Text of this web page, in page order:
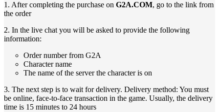
1. After completing the purchase on G2A.COM, go to the link from
the order
2. In the live chat you will be asked to provide the following
information:
Order number from G2A
Character name
The name of the server the character is on
3. The next step is to wait for delivery. Delivery method: You must
be online, face-to-face transaction in the game. Usually, the delivery
time is 15 minutes to 24 hours